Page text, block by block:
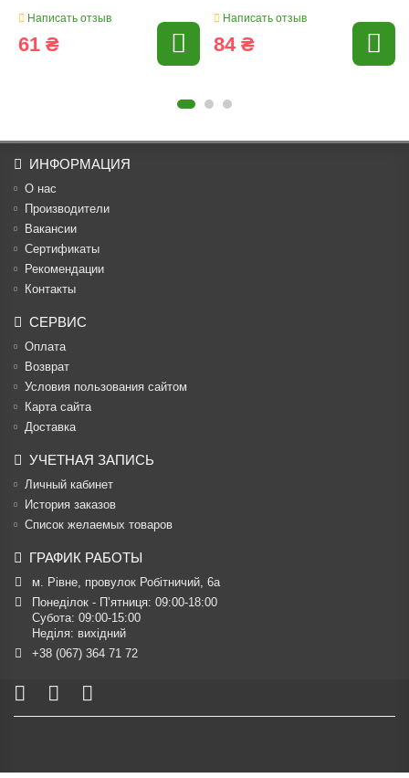
Написать отзыв
61 ₴
Написать отзыв
84 ₴
ИНФОРМАЦИЯ
О нас
Производители
Вакансии
Cертификаты
Рекомендации
Контакты
СЕРВИС
Оплата
Возврат
Условия пользования сайтом
Карта сайта
Доставка
УЧЕТНАЯ ЗАПИСЬ
Личный кабинет
История заказов
Список желаемых товаров
ГРАФИК РАБОТЫ
м. Рівне, провулок Робітничий, 6а
Понеділок - П’ятниця: 09:00-18:00
Субота: 09:00-15:00
Неділя: вихідний
+38 (067) 364 71 72